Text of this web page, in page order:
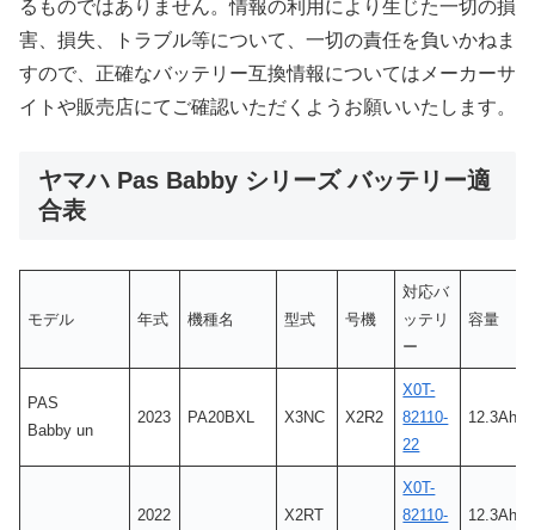
るものではありません。情報の利用により生じた一切の損
害、損失、トラブル等について、一切の責任を負いかねま
すので、正確なバッテリー互換情報についてはメーカーサ
イトや販売店にてご確認いただくようお願いいたします。
ヤマハ Pas Babby シリーズ バッテリー適
合表
モデル 年式 機種名 型式 号機
対応バ
ッテリ
ー
容量
PAS
Babby un
2023 PA20BXL X3NC X2R2
X0T-
82110-
22
12.3Ah
2022 X2RT
X0T-
82110-
12.3Ah